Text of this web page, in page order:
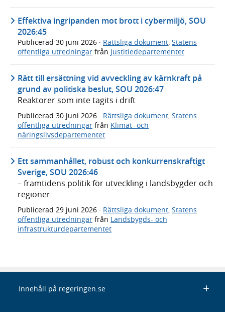
Effektiva ingripanden mot brott i cybermiljö, SOU
2026:45
Publicerad 30 juni 2026 · Rättsliga dokument, Statens
offentliga utredningar från Justitiedepartementet
Rätt till ersättning vid avveckling av kärnkraft på
grund av politiska beslut, SOU 2026:47
Reaktorer som inte tagits i drift
Publicerad 30 juni 2026 · Rättsliga dokument, Statens
offentliga utredningar från Klimat- och
näringslivsdepartementet
Ett sammanhållet, robust och konkurrenskraftigt
Sverige, SOU 2026:46
– framtidens politik för utveckling i landsbygder och
regioner
Publicerad 29 juni 2026 · Rättsliga dokument Statens
offentliga utredningar från Landsbygds- och
infrastrukturdepartementet
Innehåll på regeringen.se